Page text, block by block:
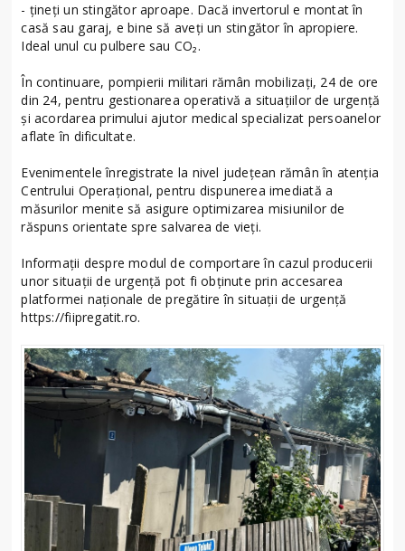
- țineți un stingător aproape. Dacă invertorul e montat în
casă sau garaj, e bine să aveți un stingător în apropiere.
Ideal unul cu pulbere sau CO₂.
În continuare, pompierii militari rămân mobilizați, 24 de ore
din 24, pentru gestionarea operativă a situaţiilor de urgenţă
şi acordarea primului ajutor medical specializat persoanelor
aflate în dificultate.
Evenimentele înregistrate la nivel județean rămân în atenția
Centrului Operațional, pentru dispunerea imediată a
măsurilor menite să asigure optimizarea misiunilor de
răspuns orientate spre salvarea de vieți.
Informații despre modul de comportare în cazul producerii
unor situații de urgență pot fi obținute prin accesarea
platformei naționale de pregătire în situații de urgență
https://fiipregatit.ro.